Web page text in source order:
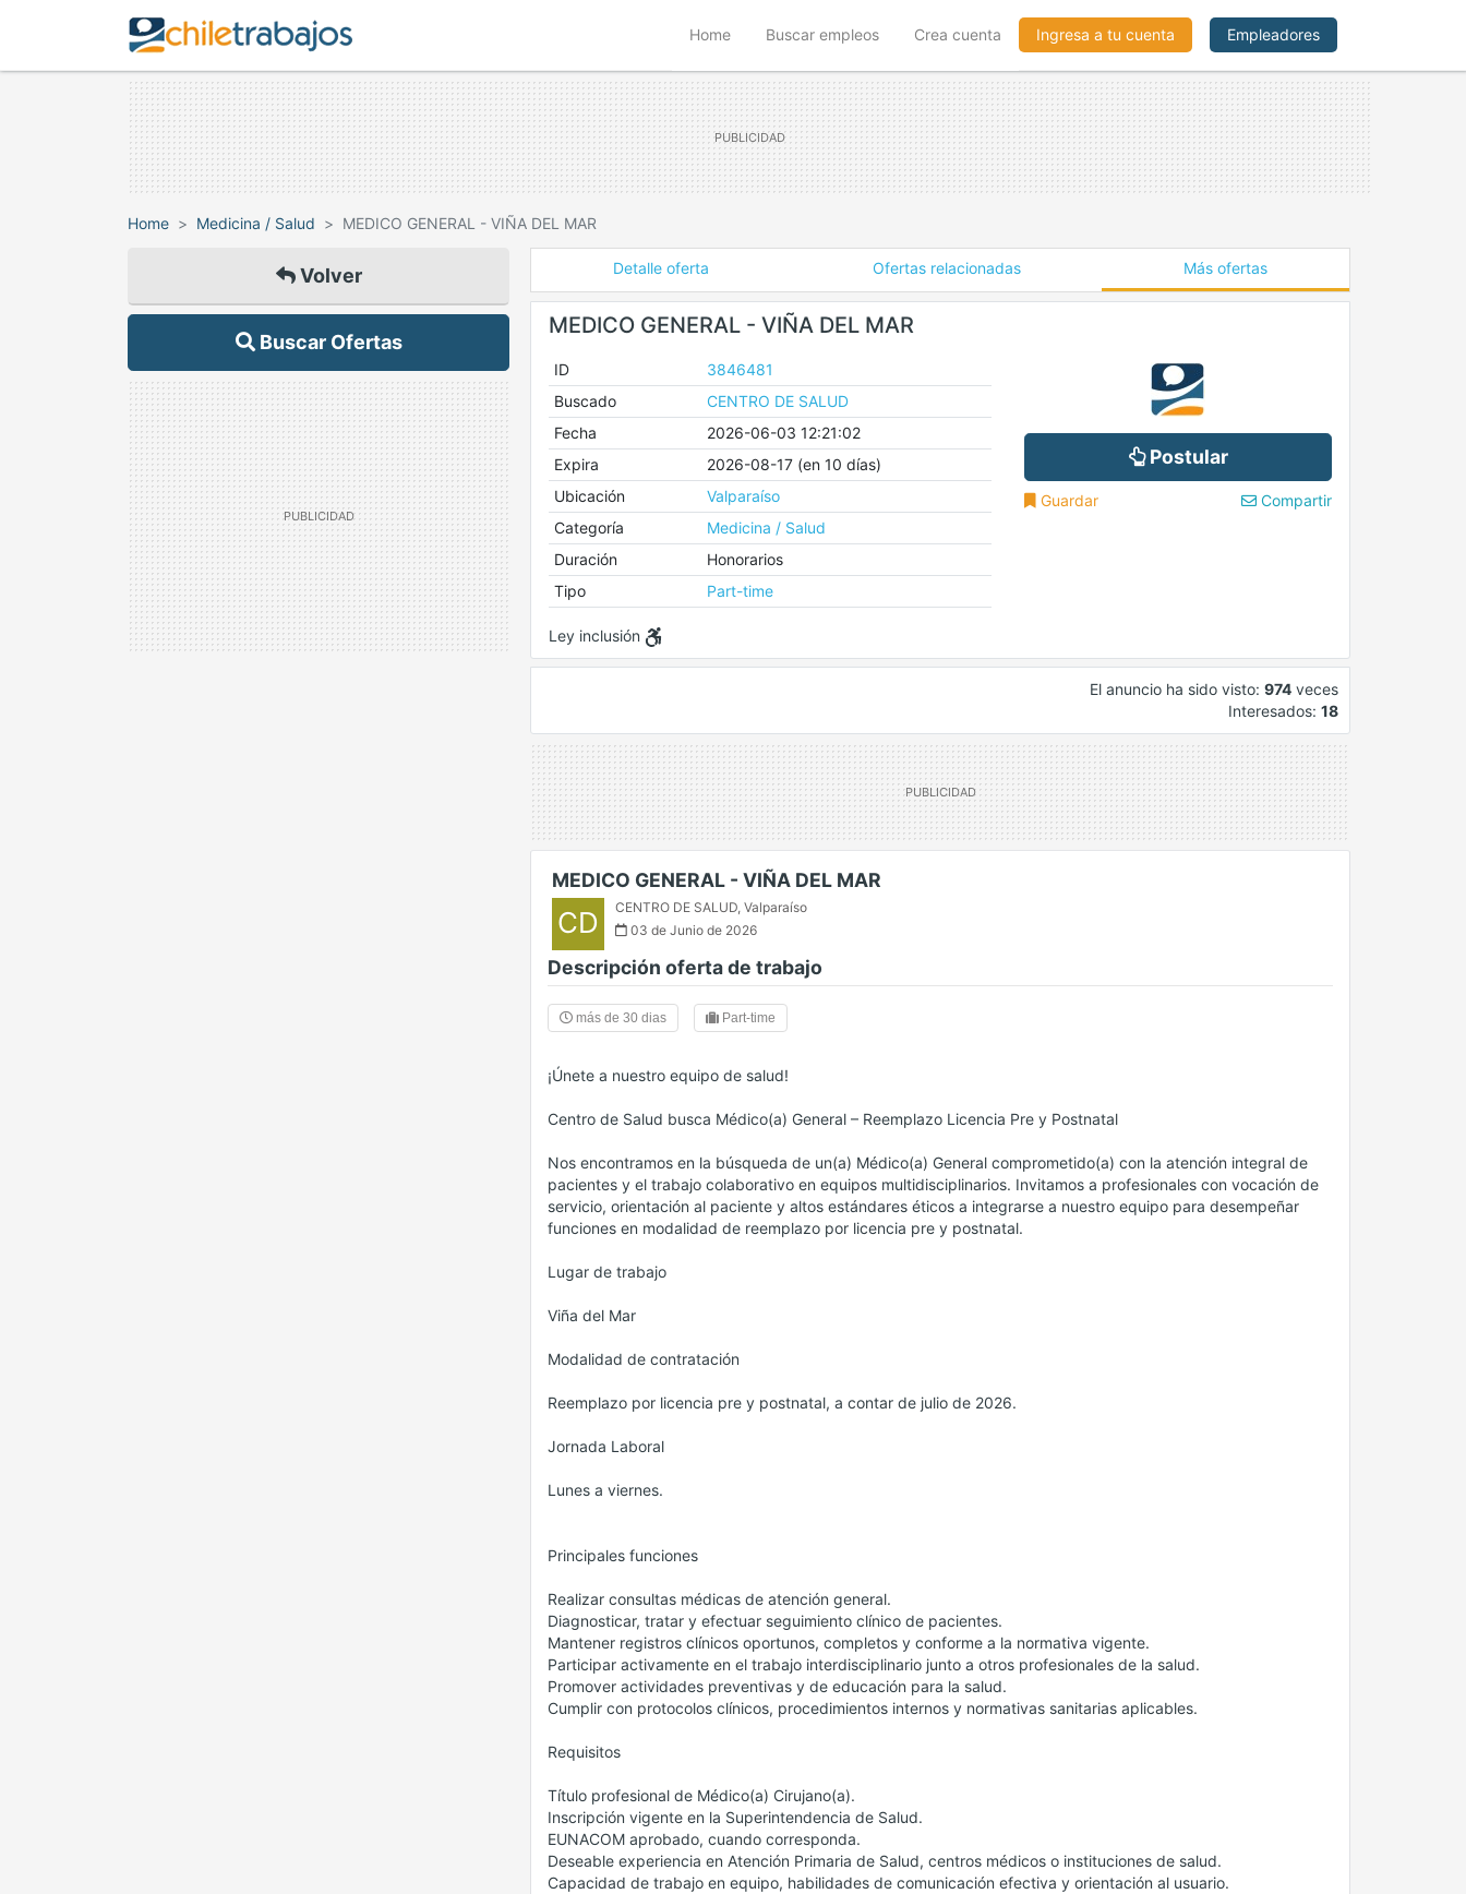
Home(current)Buscar empleos Crea cuenta Ingresa a tu cuenta Empleadores
Home Medicina / Salud MEDICO GENERAL - VIÑA DEL MAR
Volver
Buscar Ofertas
Detalle oferta Ofertas relacionadas Más ofertas
MEDICO GENERAL - VIÑA DEL MAR
ID
3846481
Buscado
CENTRO DE SALUD
Fecha
2026-06-03 12:21:02
Expira
2026-08-17 (en 10 días)
Ubicación
Valparaíso
Categoría
Medicina / Salud
Duración
Honorarios
Tipo
Part-time
Ley inclusión
Postular
Guardar Compartir
El anuncio ha sido visto: 974 veces
Interesados: 18
MEDICO GENERAL - VIÑA DEL MAR
CD CENTRO DE SALUD, Valparaíso
03 de Junio de 2026
Descripción oferta de trabajo
más de 30 dias Part-time
¡Únete a nuestro equipo de salud!
Centro de Salud busca Médico(a) General – Reemplazo Licencia Pre y Postnatal
Nos encontramos en la búsqueda de un(a) Médico(a) General comprometido(a) con la atención integral de
pacientes y el trabajo colaborativo en equipos multidisciplinarios. Invitamos a profesionales con vocación de
servicio, orientación al paciente y altos estándares éticos a integrarse a nuestro equipo para desempeñar
funciones en modalidad de reemplazo por licencia pre y postnatal.
Lugar de trabajo
Viña del Mar
Modalidad de contratación
Reemplazo por licencia pre y postnatal, a contar de julio de 2026.
Jornada Laboral
Lunes a viernes.
Principales funciones
Realizar consultas médicas de atención general.
Diagnosticar, tratar y efectuar seguimiento clínico de pacientes.
Mantener registros clínicos oportunos, completos y conforme a la normativa vigente.
Participar activamente en el trabajo interdisciplinario junto a otros profesionales de la salud.
Promover actividades preventivas y de educación para la salud.
Cumplir con protocolos clínicos, procedimientos internos y normativas sanitarias aplicables.
Requisitos
Título profesional de Médico(a) Cirujano(a).
Inscripción vigente en la Superintendencia de Salud.
EUNACOM aprobado, cuando corresponda.
Deseable experiencia en Atención Primaria de Salud, centros médicos o instituciones de salud.
Capacidad de trabajo en equipo, habilidades de comunicación efectiva y orientación al usuario.